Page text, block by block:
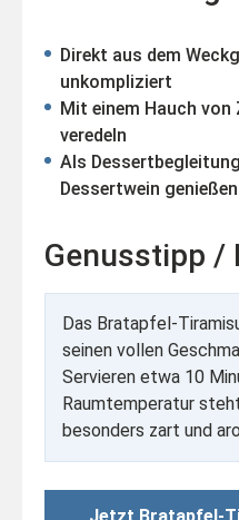
Direkt aus dem
unkompliziert
Mit einem Hauch
veredeln
Als
Dessertwein genießen
Genusstipp /
Das Bratapfel-
seinen vollen
Servieren etwa 10
Raumtemperatur
besonders zart und